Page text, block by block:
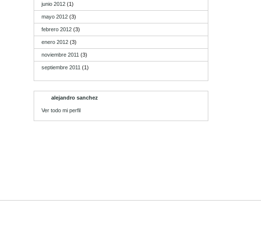
junio 2012 (1)
mayo 2012 (3)
febrero 2012 (3)
enero 2012 (3)
noviembre 2011 (3)
septiembre 2011 (1)
alejandro sanchez
Ver todo mi perfil